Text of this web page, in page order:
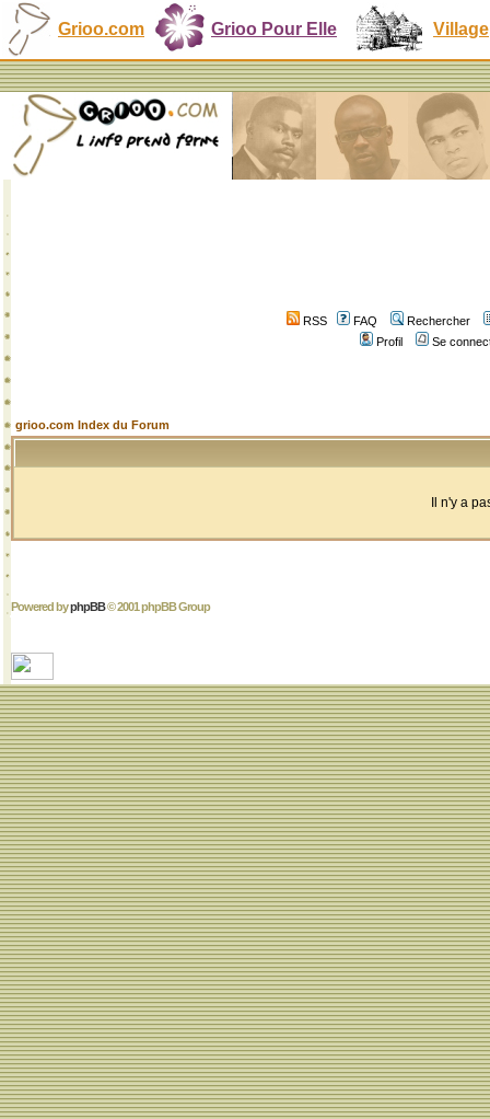
Grioo.com Grioo Pour Elle Village
RSS FAQ
Rechercher
Profil
Se
grioo.com Index du Forum
Il n'y a
Powered byphpBB© 2001 phpBB Group